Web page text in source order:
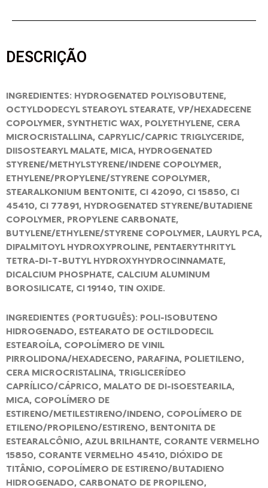
DESCRIÇÃO
INGREDIENTES: HYDROGENATED POLYISOBUTENE,
OCTYLDODECYL STEAROYL STEARATE, VP/HEXADECENE
COPOLYMER, SYNTHETIC WAX, POLYETHYLENE, CERA
MICROCRISTALLINA, CAPRYLIC/CAPRIC TRIGLYCERIDE,
DIISOSTEARYL MALATE, MICA, HYDROGENATED
STYRENE/METHYLSTYRENE/INDENE COPOLYMER,
ETHYLENE/PROPYLENE/STYRENE COPOLYMER,
STEARALKONIUM BENTONITE, CI 42090, CI 15850, CI
45410, CI 77891, HYDROGENATED STYRENE/BUTADIENE
COPOLYMER, PROPYLENE CARBONATE,
BUTYLENE/ETHYLENE/STYRENE COPOLYMER, LAURYL PCA,
DIPALMITOYL HYDROXYPROLINE, PENTAERYTHRITYL
TETRA-DI-T-BUTYL HYDROXYHYDROCINNAMATE,
DICALCIUM PHOSPHATE, CALCIUM ALUMINUM
BOROSILICATE, CI 19140, TIN OXIDE.
INGREDIENTES (PORTUGUÊS): POLI-ISOBUTENO
HIDROGENADO, ESTEARATO DE OCTILDODECIL
ESTEAROÍLA, COPOLÍMERO DE VINIL
PIRROLIDONA/HEXADECENO, PARAFINA, POLIETILENO,
CERA MICROCRISTALINA, TRIGLICERÍDEO
CAPRÍLICO/CÁPRICO, MALATO DE DI-ISOESTEARILA,
MICA, COPOLÍMERO DE
ESTIRENO/METILESTIRENO/INDENO, COPOLÍMERO DE
ETILENO/PROPILENO/ESTIRENO, BENTONITA DE
ESTEARALCÔNIO, AZUL BRILHANTE, CORANTE VERMELHO
15850, CORANTE VERMELHO 45410, DIÓXIDO DE
TITÂNIO, COPOLÍMERO DE ESTIRENO/BUTADIENO
HIDROGENADO, CARBONATO DE PROPILENO,